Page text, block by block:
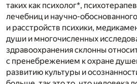
таких как психолог*,
лечебниц и научно-
и расстройств психики,
души и многочисленных
здравоохранения склонны
с пренебрежением к охране
развитию культуры и